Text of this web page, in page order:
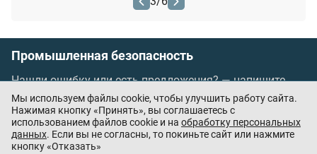
Промышленная безопасность
Нашли ошибку или есть предложения? —напишите
нам
Порядок проведения оплаты по банковским
картам/Цены/Оферта
Приложения партнёров:
Мы используем файлы cookie, чтобы улучшить работу сайта.
Нажимая кнопку «Принять», вы соглашаетесь с
использованием файлов cookie и на обработку персональных
данных. Если вы не согласны, то покиньте сайт или нажмите
кнопку «Отказать»